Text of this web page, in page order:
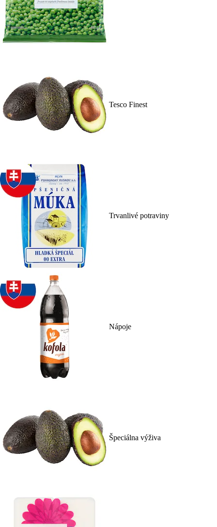
Tesco Finest
Trvanlivé potraviny
Nápoje
Špeciálna výživa